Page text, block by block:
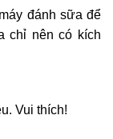
đánh sữa để
chỉ nên có kích
Vui thích!